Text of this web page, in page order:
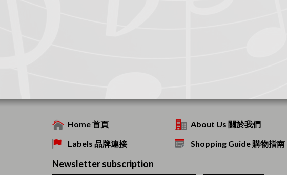
Home 首頁
About Us 關於我們
Labels 品牌連接
Shopping Guide 購物指南
Newsletter subscription